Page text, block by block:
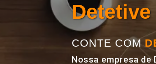
CONTE COM
Nossa empresa de